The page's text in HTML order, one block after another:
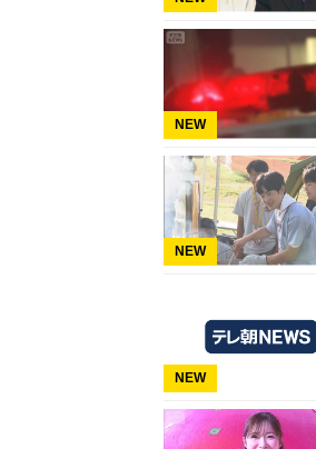
NEW
NEW
NEW